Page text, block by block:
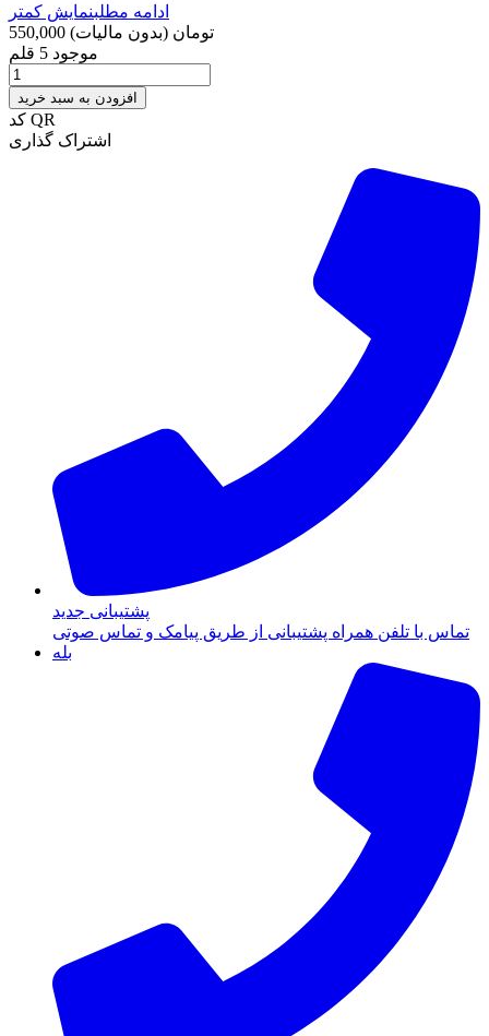
ادامه مطلبنمایش کمتر
550,000 تومان (بدون مالیات)
موجود 5 قلم
افزودن به سبد خرید
کد QR
اشتراک گذاری
پشتیبانی جدید
تماس با تلفن همراه پشتیبانی از طریق پیامک و تماس صوتی
بله